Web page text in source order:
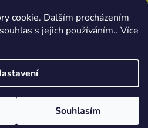
cookie. Dalším procházením
s jejich používáním.. Více
Souhlasím
spodmínkami ochrany
PekneWeby